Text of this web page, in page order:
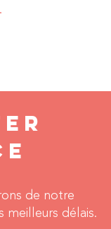
de notre
meilleurs délais.